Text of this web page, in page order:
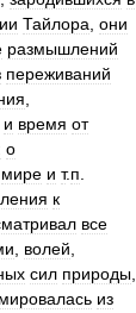
Тайлора они
размышлений
переживаний
и время от
о
мире и т.п
к
все
волей
сил природы
из